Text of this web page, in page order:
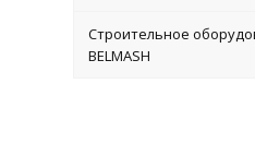
Строительное
BELMASH